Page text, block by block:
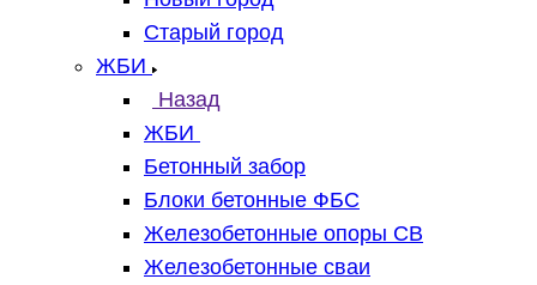
Старый город
ЖБИ
Назад
ЖБИ
Бетонный забор
Блоки бетонные ФБС
Железобетонные опоры СВ
Железобетонные сваи